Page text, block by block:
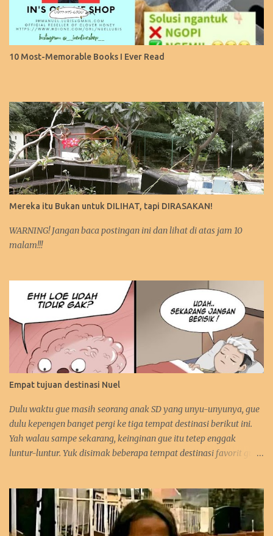
10 Most-Memorable Books I Ever Read
Mereka itu Bukan untuk DILIHAT, tapi DIRASAKAN!
WARNING! Jangan baca postingan ini dan lihat di atas jam 10
malam!!!
Empat tujuan destinasi Nuel
Dulu waktu gue masih seorang anak SD yang unyu-unyunya, gue
dulu kepengen banget pergi ke tiga tempat destinasi berikut ini.
Yah walau sampe sekarang, keinginan gue itu tetep enggak
luntur-luntur. Yuk disimak beberapa tempat destinasi favorit gue.
Paris-nya. Gue pengen bangen liat Menara Eiffel, Arc de Triomph,
serta juga Katedral Notre Dame-nya. Selain itu, katanya pantai-
pantai di Perancis itu sangat menawan keindahannya. Tapi yah,